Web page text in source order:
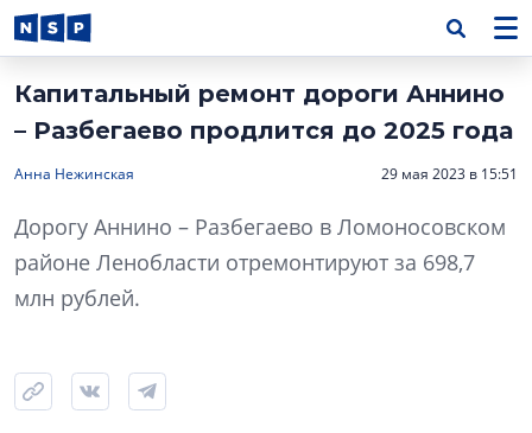
Капитальный ремонт дороги Аннино
– Разбегаево продлится до 2025 года
Анна Нежинская 29 мая 2023 в 15:51
Дорогу Аннино – Разбегаево в Ломоносовском
районе Ленобласти отремонтируют за 698,7
млн рублей.